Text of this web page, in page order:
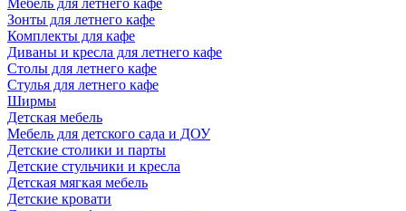
Мебель для летнего кафе
Зонты для летнего кафе
Комплекты для кафе
Диваны и кресла для летнего кафе
Столы для летнего кафе
Стулья для летнего кафе
Ширмы
Детская мебель
Мебель для детского сада и ДОУ
Детские столики и парты
Детские стульчики и кресла
Детская мягкая мебель
Детские кровати